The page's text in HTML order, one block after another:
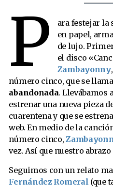
P
ara festejar la
en papel,
de lujo.
el disco
Zambayonny
número cinco, que se llama
abandonada. Llevábamos
estrenar una nueva pieza
cuarentena y que se
web. En medio de la
número cinco,
vez. Así que nuestro
Seguimos con un relato
Fernández Romeral (que